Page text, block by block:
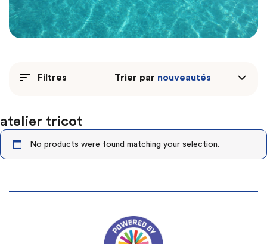
Filtres Trier par
atelier tricot
No products were found matching your selection.